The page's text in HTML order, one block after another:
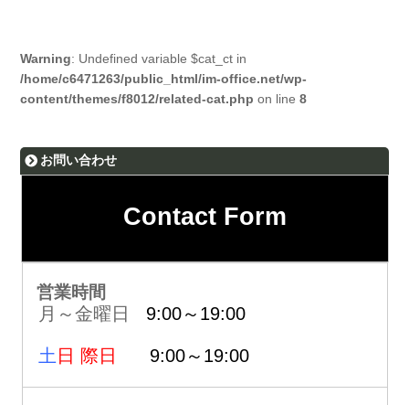
Warning: Undefined variable $cat_ct in
/home/c6471263/public_html/im-office.net/wp-
content/themes/f8012/related-cat.php on line8
お問い合わせ
Contact Form
営業時間
月～金曜日 9:00～19:00
土 日 際日 9:00～19:00